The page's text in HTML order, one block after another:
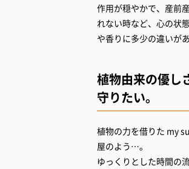
作用が穏やかで、産前
れない時など、心の状
や香りに多少の違いが
植物由来の優し
守りたい。
植物の力を借りた my
屋のよう…。
ゆっくりとした時間の